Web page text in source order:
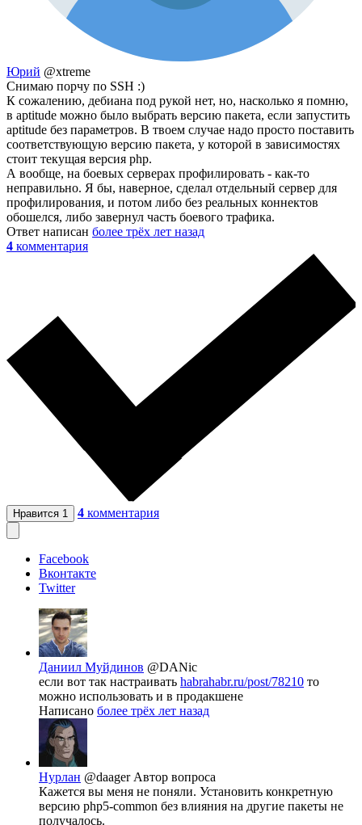
Юрий @xtreme
Снимаю порчу по SSH :)
К сожалению, дебиана под рукой нет, но, насколько я помню,
в aptitude можно было выбрать версию пакета, если запустить
aptitude без параметров. В твоем случае надо просто поставить
соответствующую версию пакета, у которой в зависимостях
стоит текущая версия php.
А вообще, на боевых серверах профилировать - как-то
неправильно. Я бы, наверное, сделал отдельный сервер для
профилирования, и потом либо без реальных коннектов
обошелся, либо завернул часть боевого трафика.
Ответ написан более трёх лет назад
4 комментария
Нравится 1 4 комментария
Facebook
Вконтакте
Twitter
Даниил Муйдинов @DANic
если вот так настраивать habrahabr.ru/post/78210 то
можно использовать и в продакшене
Написано более трёх лет назад
Нурлан @daager Автор вопроса
Кажется вы меня не поняли. Установить конкретную
версию php5-common без влияния на другие пакеты не
получалось.